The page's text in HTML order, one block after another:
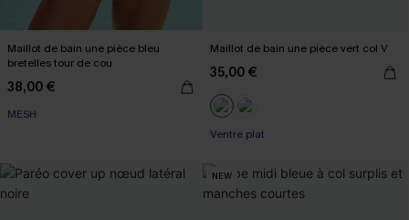
Maillot de bain une pièce bleu
bretelles tour de cou
38,00 €
MESH
Maillot de bain une pièce vert col V
35,00 €
Ventre plat
NEW